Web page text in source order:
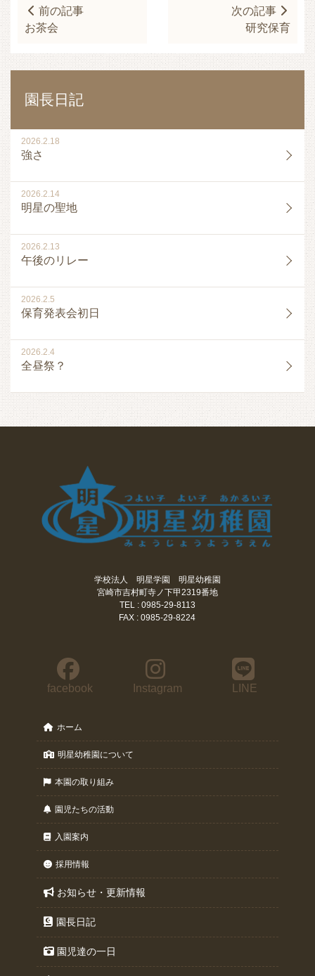
園長日記
強さ
2026.2.18
明星の聖地
2026.2.14
午後のリレー
2026.2.13
保育発表会初日
2026.2.5
全昼祭？
2026.2.4
前の記事
お茶会
次の記事
研究保育
学校法人 明星学園 明星幼稚園
宮崎市吉村町寺ノ下甲2319番地
TEL : 0985-29-8113
FAX : 0985-29-8224
facebook Instagram LINE
ホーム
明星幼稚園について
本園の取り組み
園児たちの活動
入園案内
採用情報
お知らせ・更新情報
園長日記
園児達の一日